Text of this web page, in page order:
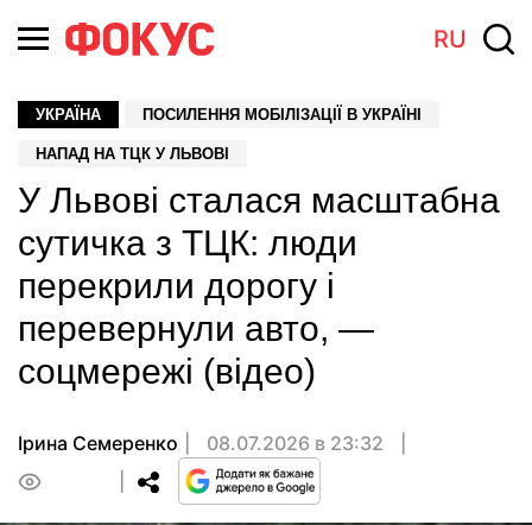
RU
УКРАЇНА ПОСИЛЕННЯ МОБІЛІЗАЦІЇ В УКРАЇНІ
НАПАД НА ТЦК У ЛЬВОВІ
У Львові сталася масштабна
сутичка з ТЦК: люди
перекрили дорогу і
перевернули авто, —
соцмережі (відео)
Ірина Семеренко
08.07.2026 в 23:32